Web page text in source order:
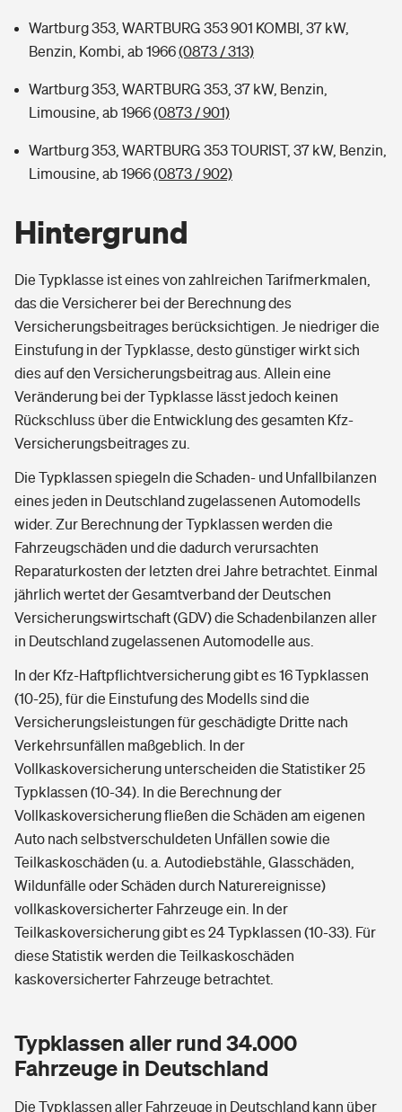
Wartburg 353, WARTBURG 353 901 KOMBI, 37 kW,
Benzin, Kombi, ab 1966(0873 / 313)
Wartburg 353, WARTBURG 353, 37 kW, Benzin,
Limousine, ab 1966(0873 / 901)
Wartburg 353, WARTBURG 353 TOURIST, 37 kW, Benzin,
Limousine, ab 1966(0873 / 902)
Hintergrund
Die Typklasse ist eines von zahlreichen Tarifmerkmalen,
das die Versicherer bei der Berechnung des
Versicherungsbeitrages berücksichtigen. Je niedriger die
Einstufung in der Typklasse, desto günstiger wirkt sich
dies auf den Versicherungsbeitrag aus. Allein eine
Veränderung bei der Typklasse lässt jedoch keinen
Rückschluss über die Entwicklung des gesamten Kfz-
Versicherungsbeitrages zu.
Die Typklassen spiegeln die Schaden- und Unfallbilanzen
eines jeden in Deutschland zugelassenen Automodells
wider. Zur Berechnung der Typklassen werden die
Fahrzeugschäden und die dadurch verursachten
Reparaturkosten der letzten drei Jahre betrachtet. Einmal
jährlich wertet der Gesamtverband der Deutschen
Versicherungswirtschaft (GDV) die Schadenbilanzen aller
in Deutschland zugelassenen Automodelle aus.
In der Kfz-Haftpflichtversicherung gibt es 16 Typklassen
(10-25), für die Einstufung des Modells sind die
Versicherungsleistungen für geschädigte Dritte nach
Verkehrsunfällen maßgeblich. In der
Vollkaskoversicherung unterscheiden die Statistiker 25
Typklassen (10-34). In die Berechnung der
Vollkaskoversicherung fließen die Schäden am eigenen
Auto nach selbstverschuldeten Unfällen sowie die
Teilkaskoschäden (u. a. Autodiebstähle, Glasschäden,
Wildunfälle oder Schäden durch Naturereignisse)
vollkaskoversicherter Fahrzeuge ein. In der
Teilkaskoversicherung gibt es 24 Typklassen (10-33). Für
diese Statistik werden die Teilkaskoschäden
kaskoversicherter Fahrzeuge betrachtet.
Typklassen aller rund 34.000
Fahrzeuge in Deutschland
Die Typklassen aller Fahrzeuge in Deutschland kann über